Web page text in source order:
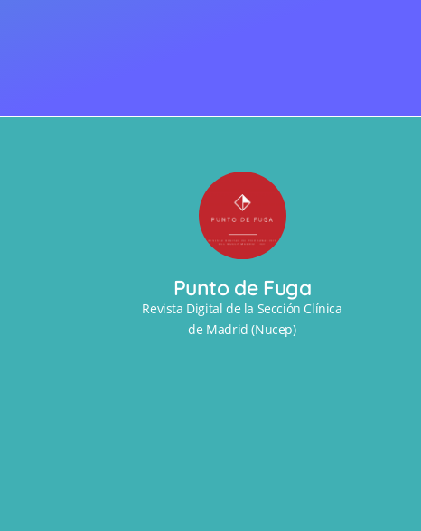
Punto de Fuga
Revista Digital de la Sección Clínica
de Madrid (Nucep)